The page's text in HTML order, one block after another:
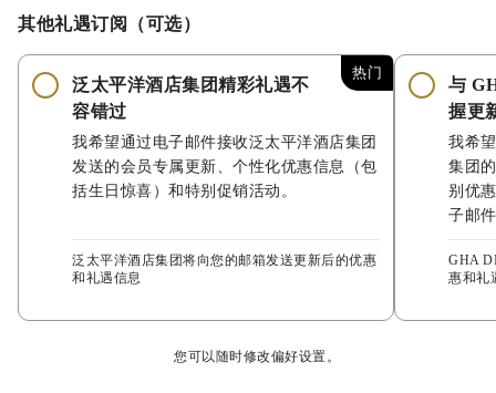
其他礼遇订阅（可选）
热门
泛太平洋酒店集团精彩礼遇不
容错过
我希望通过电子邮件接收泛太平洋酒店集团
发送的会员专属更新、个性化优惠信息（包
括生日惊喜）和特别促销活动。
泛太平洋酒店集团将向您的邮箱发送更新后的优惠
和礼遇信息
与
握更
我希
集团
别优
子邮
GHA
惠和礼
您可以随时修改偏好设置。